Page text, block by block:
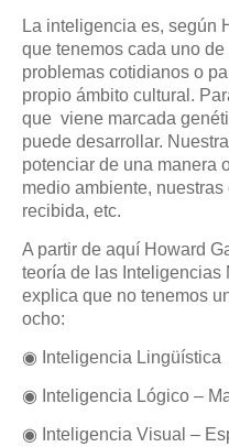
La inteligencia es, según
que tenemos cada uno
problemas cotidianos o
propio ámbito cultural.
que viene marcada
puede desarrollar.
potenciar de una manera
medio ambiente,
recibida, etc.
A partir de aquí Howard
teoría de las Inteligencias
explica que no tenemos
ocho:
◉ Inteligencia Lingüística
◉ Inteligencia Lógico –
◉ Inteligencia Visual –